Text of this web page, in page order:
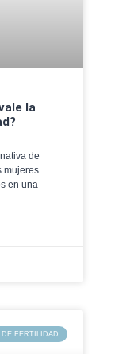
la
de
mujeres
en una
DE FERTILIDAD